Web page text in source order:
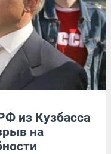
из Кузбасса
на